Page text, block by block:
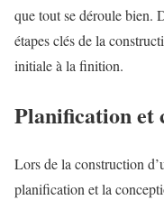
que tout se déroule bien.
étapes clés de la
initiale à la finition.
Planification et
Lors de la construction
planification et la